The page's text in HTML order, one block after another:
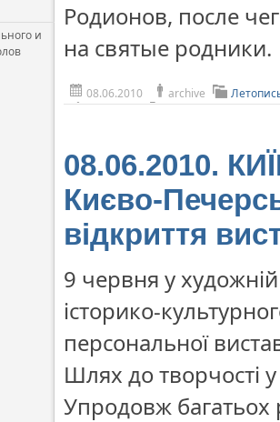
и
Родионов, после
на святые родники.
08.06.2010 archive
08.06.2010.
Києво-
відкриття
9 червня у
історико-
персональної
Шлях до творчості
Упродовж багатьох